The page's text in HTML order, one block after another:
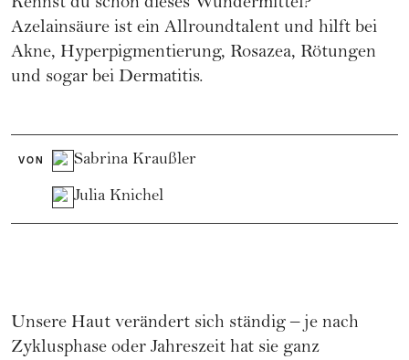
Azelainsäure ist ein Allroundtalent und hilft bei
Akne, Hyperpigmentierung, Rosazea, Rötungen
und sogar bei Dermatitis.
VON Sabrina Kraußler
Julia Knichel
Unsere Haut verändert sich ständig – je nach
Zyklusphase oder Jahreszeit hat sie ganz